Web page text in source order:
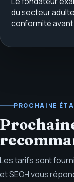
du secteur
conformité
PROCHAINE
Les tarifs sont
et SEOH vous